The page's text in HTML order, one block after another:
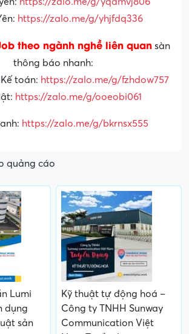
https://zalo.me/g/yhjfdq336
theo ngành nghề liên quan sàn
thông báo nhanh:
toán: https://zalo.me/g/fzhdow757
https://zalo.me/g/ooeobi061
https://zalo.me/g/bkrnsx555
quảng cáo
Lumi
dụng
sản
Kỹ thuật tự động hoá –
Công ty TNHH Sunway
Communication Việt